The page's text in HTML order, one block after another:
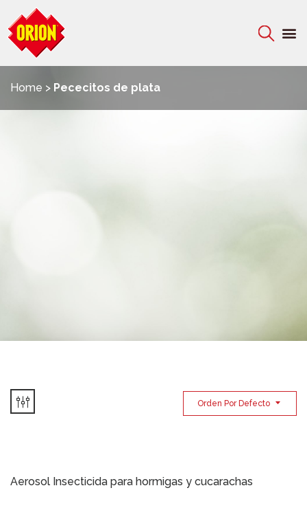
Home > Pececitos de plata
Orden Por Defecto
Aerosol Insecticida para hormigas y cucarachas